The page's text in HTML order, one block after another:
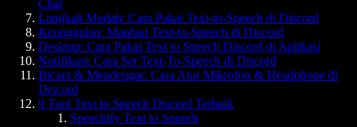
Chat
Langkah Mudah: Cara Pakai Text-to-Speech di Discord
Keunggulan: Manfaat Text-to-Speech di Discord
Desktop: Cara Pakai Text to Speech Discord di Aplikasi
Notifikasi: Cara Set Text-To-Speech di Discord
Bicara & Mendengar: Cara Atur Mikrofon & Headphone di
Discord
9 Tool Text to Speech Discord Terbaik
Speechify Text to Speech